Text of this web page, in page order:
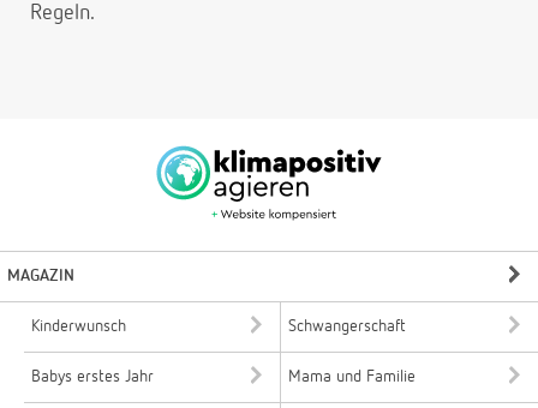
Regeln.
MAGAZIN
Kinderwunsch Schwangerschaft
Babys erstes Jahr Mama und Familie